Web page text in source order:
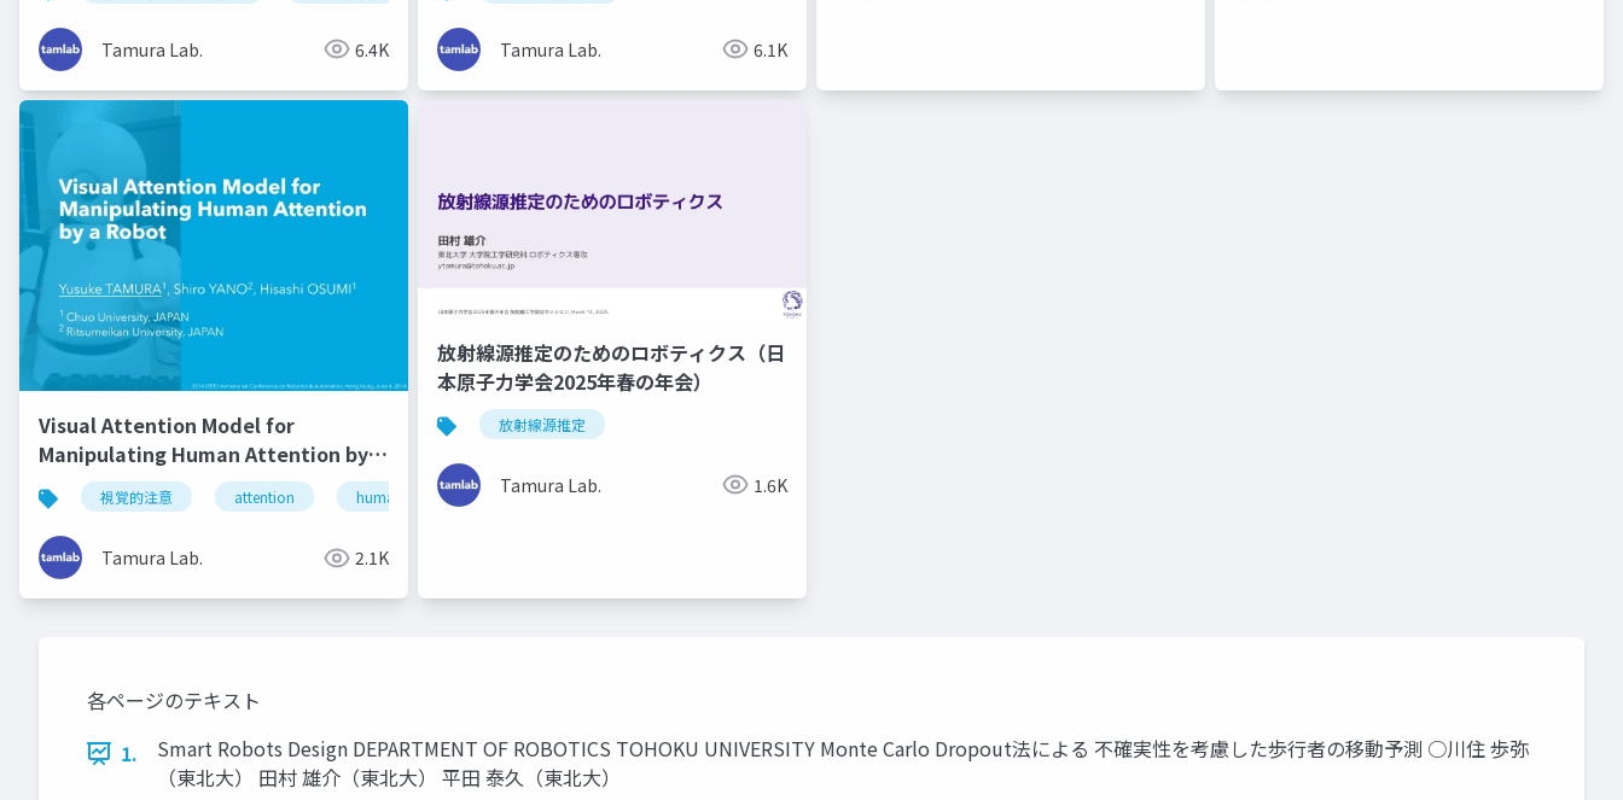
Tamura Lab. 6.4K Tamura Lab. 6.1K
Visual Attention Model for
Manipulating Human Attention by a
Robot (ICRA2014)
視覚的注意 attention human-robot interaction
Tamura Lab. 2.1K
放射線源推定のためのロボティクス（日
本原子力学会2025年春の年会）
放射線源推定
Tamura Lab. 1.6K
各ページのテキスト
1.
Smart Robots Design DEPARTMENT OF ROBOTICS TOHOKU UNIVERSITY Monte Carlo Dropout法による 不確実性を考慮した歩⾏者の移動予測 ○川住 歩弥
（東北⼤） ⽥村 雄介（東北⼤） 平⽥ 泰久（東北⼤）